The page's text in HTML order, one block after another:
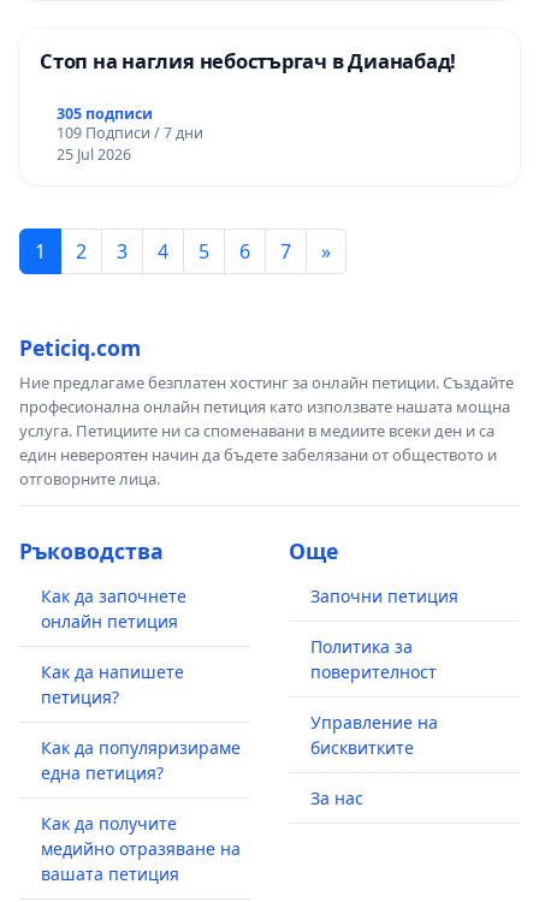
Стоп на наглия небостъргач в Дианабад!
305 подписи
109 Подписи / 7 дни
25 Jul 2026
1 2 3 4 5 6 7 »
Peticiq.com
Ние предлагаме безплатен хостинг за онлайн петиции. Създайте
професионална онлайн петиция като използвате нашата мощна
услуга. Петициите ни са споменавани в медиите всеки ден и са
един невероятен начин да бъдете забелязани от обществото и
отговорните лица.
Ръководства
Как да започнете
онлайн петиция
Как да напишете
петиция?
Как да популяризираме
една петиция?
Как да получите
медийно отразяване на
вашата петиция
Още
Започни петиция
Политика за
поверителност
Управление на
бисквитките
За нас